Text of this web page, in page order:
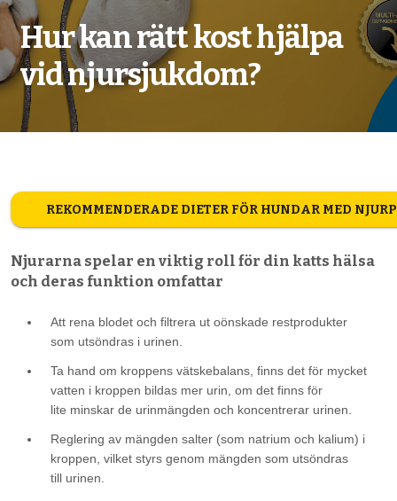
Hur kan rätt kost hjälpa
vid njursjukdom?
REKOMMENDERADE DIETER FÖR HUNDAR MED
Njurarna spelar en viktig roll för din katts hälsa
och deras funktion omfattar
Att rena blodet och filtrera ut oönskade restprodukter
som utsöndras i urinen.
Ta hand om kroppens vätskebalans, finns det för mycket
vatten i kroppen bildas mer urin, om det finns för
lite minskar de urinmängden och koncentrerar urinen.
Reglering av mängden salter (som natrium och kalium) i
kroppen, vilket styrs genom mängden som utsöndras
till urinen.